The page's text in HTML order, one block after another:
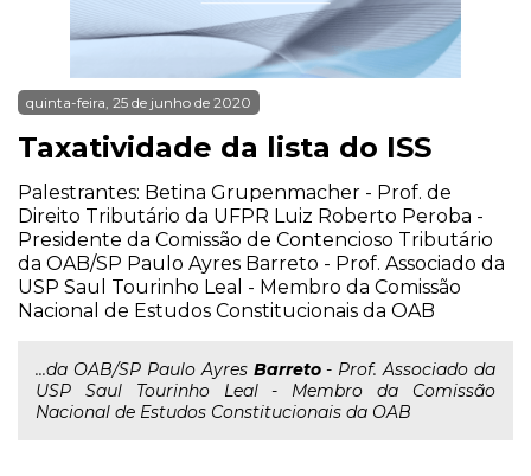
quinta-feira, 25 de junho de 2020
Taxatividade da lista do ISS
Palestrantes: Betina Grupenmacher - Prof. de
Direito Tributário da UFPR Luiz Roberto Peroba -
Presidente da Comissão de Contencioso Tributário
da OAB/SP Paulo Ayres Barreto - Prof. Associado da
USP Saul Tourinho Leal - Membro da Comissão
Nacional de Estudos Constitucionais da OAB
...da OAB/SP Paulo Ayres Barreto- Prof. Associado da
USP Saul Tourinho Leal - Membro da Comissão
Nacional de Estudos Constitucionais da OAB